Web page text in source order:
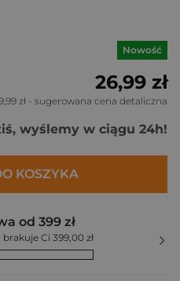
Nowość
26,99 zł
zł - sugerowana cena detaliczna
wyślemy w ciągu 24h!
KOSZYKA
od 399 zł
Ci 399,00 zł